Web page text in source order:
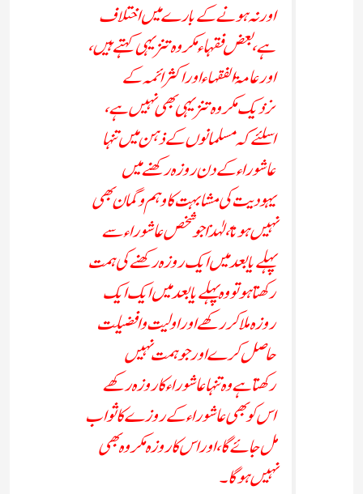
اور نہ ہونے کے بارے میں اختلاف
ہے ، بعض فقہاء مکروہ تنزیہی کہتے ہیں،
اور عامۃ الفقہاء اور اکثر ائمہ کے
نزدیک مکروہ تنزیہی بھی نہیں ہے،
اسلئے کہ مسلمانوں کے ذہن میں تنہا
عاشوراء کے دن روزہ رکھنے میں
یہودیت کی مشابہت کا وہم وگمان بھی
نہیں ہوتا، لہٰذا جو شخص عاشوراء سے
پہلے یابعد میں ایک روزہ رکھنے کی ہمت
رکھتاہو تووہ پہلے یابعد میں ایک ایک
روزہ ملاکر رکھے اور اولیت وافضلیت
حاصل کرے اور جوہمت نہیں
رکھتاہے وہ تنہا عاشوراء کا روزہ رکھے
اس کو بھی عاشوراء کے روزے کا ثواب
مل جائے گا،اور اس کا روزہ مکروہ بھی
نہیں ہوگا۔